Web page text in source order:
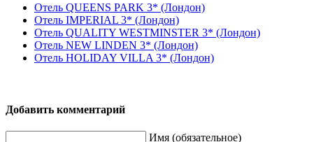
Отель QUEENS PARK 3* (Лондон)
Отель IMPERIAL 3* (Лондон)
Отель QUALITY WESTMINSTER 3* (Лондон)
Отель NEW LINDEN 3* (Лондон)
Отель HOLIDAY VILLA 3* (Лондон)
Добавить комментарий
Имя (обязательное)